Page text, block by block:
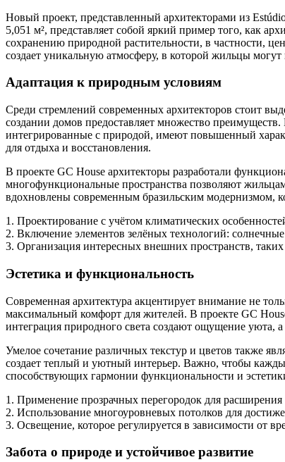
Новый проект, представленный архитекторами из
5,051 м², представляет собой яркий пример того, как
сохранению природной растительности, в частности,
создает уникальную атмосферу, в которой жильцы
Адаптация к природным условиям
Среди стремлений современных архитекторов стоит
создании домов предоставляет множество
интегрированные с природой, имеют повышенный
для отдыха и восстановления.
В проекте GC House архитекторы разработали
многофункциональные пространства позволяют
вдохновлены современным бразильским модернизмом,
1. Проектирование с учётом климатических
2. Включение элементов зелёных технологий:
3. Организация интересных внешних пространств,
Эстетика и функциональность
Современная архитектура акцентирует внимание не
максимальный комфорт для жителей. В проекте GC
интеграция природного света создают ощущение уюта,
Умелое сочетание различных текстур и цветов также
создает теплый и уютный интерьер. Важно, чтобы
способствующих гармонии функциональности и
1. Применение прозрачных перегородок для расширения
2. Использование многоуровневых потолков для
3. Освещение, которое регулируется в зависимости от
Забота о природе и устойчивое развитие